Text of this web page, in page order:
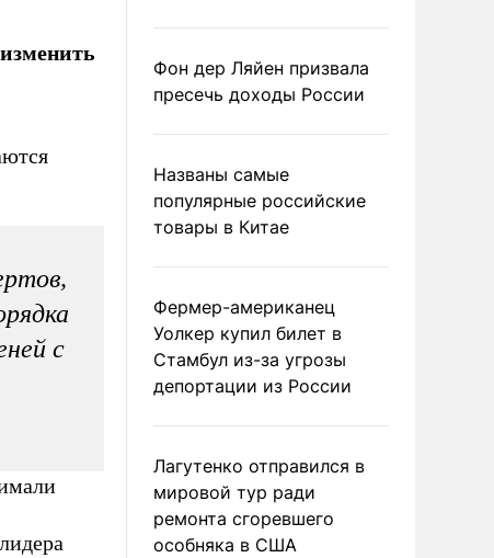
с
Фон дер Ляйен призвала
пресечь доходы России
Названы самые
популярные российские
товары в Китае
Фермер-американец
Уолкер купил билет в
Стамбул из-за угрозы
депортации из России
Лагутенко отправился в
мировой тур ради
ремонта сгоревшего
особняка в США